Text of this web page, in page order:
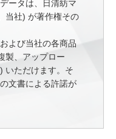
ータは、日清紡マ
当社) が著作権その
よび当社の各商品
製、アップロー
いただけます。そ
文書による許諾が